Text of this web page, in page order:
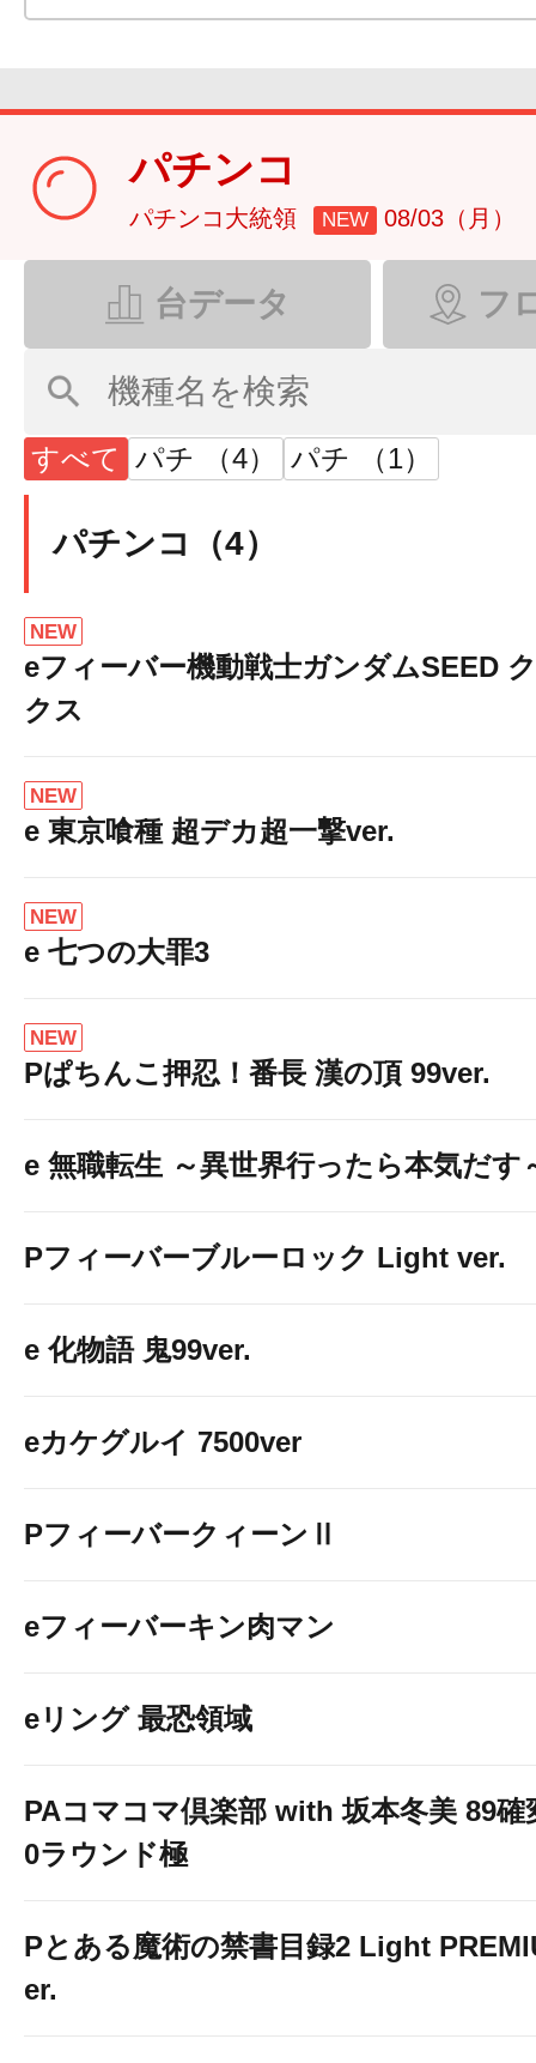
パチンコ
パチンコ大統領 NEW 08/03（月）
台データ フ
すべて パチ （4） パチ （1）
パチンコ（4）
NEW
eフィーバー機動戦士ガンダムSEED
クス
NEW
e 東京喰種 超デカ超一撃ver.
NEW
e 七つの大罪3
NEW
Pぱちんこ押忍！番長 漢の頂 99ver.
e 無職転生 ～異世界行ったら本気だす
Pフィーバーブルーロック Light ver.
e 化物語 鬼99ver.
eカケグルイ 7500ver
PフィーバークィーンⅡ
eフィーバーキン肉マン
eリング 最恐領域
PAコマコマ倶楽部 with 坂本冬美 89確
0ラウンド極
Pとある魔術の禁書目録2 Light
er.